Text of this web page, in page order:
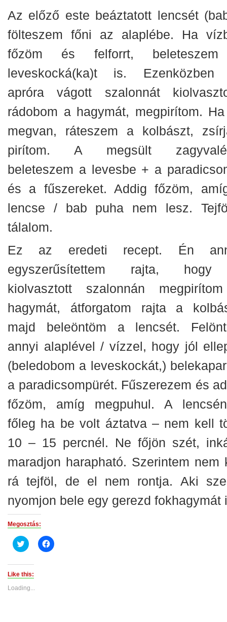
Az előző este beáztatott lencsét
fölteszem főni az alaplébe. Ha
főzöm és felforrt,
leveskocká(ka)t is. Ezenközben
apróra vágott szalonnát
rádobom a hagymát, megpirítom.
megvan, ráteszem a kolbászt,
pirítom. A megsült
beleteszem a levesbe + a
és a fűszereket. Addig főzöm,
lencse / bab puha nem lesz.
tálalom.
Ez az eredeti recept. Én
egyszerűsítettem rajta,
kiolvasztott szalonnán
hagymát, átforgatom rajta a
majd beleöntöm a lencsét.
annyi alaplével / vízzel, hogy jól
(beledobom a leveskockát,)
a paradicsompürét. Fűszerezem és
főzöm, amíg megpuhul. A
főleg ha be volt áztatva – nem kell
10 – 15 percnél. Ne főjön szét,
maradjon harapható. Szerintem nem
rá tejföl, de el nem rontja. Aki
nyomjon bele egy gerezd fokhagymát
Megosztás:
Click
to
(Opens
new
Click
to
Like this:
Loading...